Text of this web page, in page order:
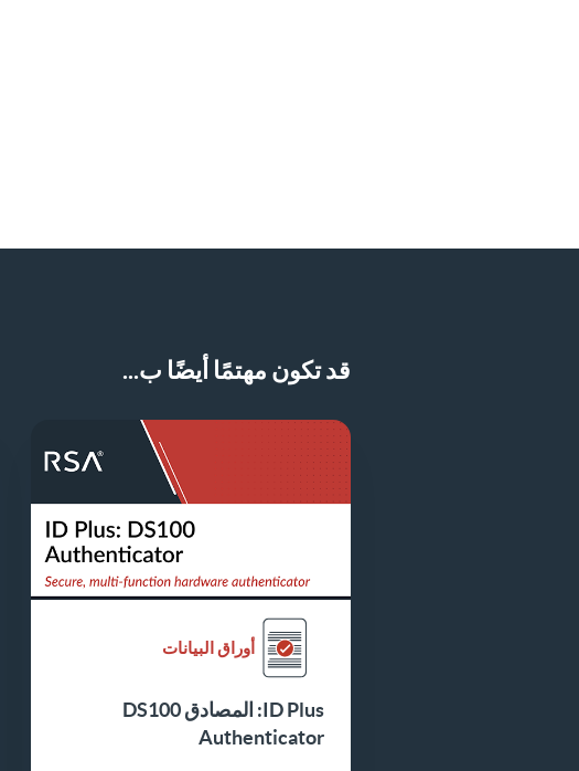
قد تكون مهتمًا أيضًا ب...
أوراق البيانات
ID Plus: المصادق DS100
Authenticator